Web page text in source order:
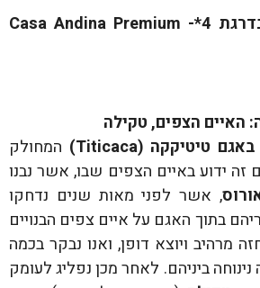
4*-
Casa Andina Premium
באגם טיטיקקה (Titicaca
) המחולק
זה ידוע באיים הצפים שבו, אשר נבנו
, אשר לפני מאות שנים נדחקו
בתוך האגם על איים צפים הבנויים
מרהיב ויוצא דופן, ואנו נבקר בכמה
ביניהם. לאחר מכן נפליג לעומק